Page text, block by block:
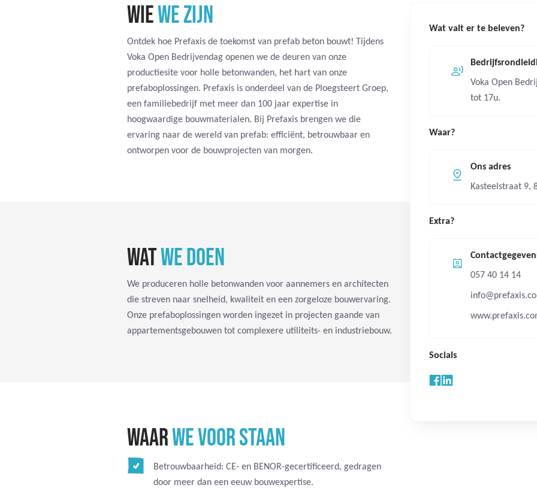
Wat valt er te beleven?
Voka Open
tot 17u.
Waar?
Ons adres
Kasteelstraat 9,
Extra?
057 40 14 14
Socials
WIEWE ZIJN
Ontdek hoe Prefaxis de toekomst van prefab beton bouwt! Tijdens
Voka Open Bedrijvendag openen we de deuren van onze
productiesite voor holle betonwanden, het hart van onze
prefaboplossingen. Prefaxis is onderdeel van de Ploegsteert Groep,
een familiebedrijf met meer dan 100 jaar expertise in
hoogwaardige bouwmaterialen. Bij Prefaxis brengen we die
ervaring naar de wereld van prefab: efficiënt, betrouwbaar en
ontworpen voor de bouwprojecten van morgen.
WATWE DOEN
We produceren holle betonwanden voor aannemers en architecten
die streven naar snelheid, kwaliteit en een zorgeloze bouwervaring.
Onze prefaboplossingen worden ingezet in projecten gaande van
appartementsgebouwen tot complexere utiliteits- en industriebouw.
WAARWE VOOR STAAN
Betrouwbaarheid: CE- en BENOR-gecertificeerd, gedragen
door meer dan een eeuw bouwexpertise.